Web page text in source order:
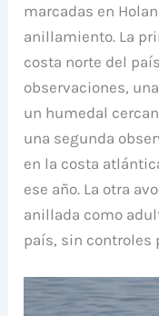
marcadas en
anillamiento. La
costa norte del
observaciones,
un humedal
una segunda
en la costa
ese año. La otra
anillada como
país, sin controles